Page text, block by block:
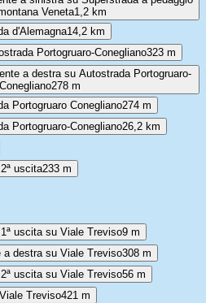
Veneta1,2 km
d'Alemagna14,2 km
Portogruaro-Conegliano323 m
a destra su Autostrada Portogruaro-
Conegliano278 m
Portogruaro Conegliano274 m
Portogruaro-Conegliano26,2 km
uscita233 m
uscita su Viale Treviso9 m
a destra su Viale Treviso308 m
uscita su Viale Treviso56 m
Treviso421 m